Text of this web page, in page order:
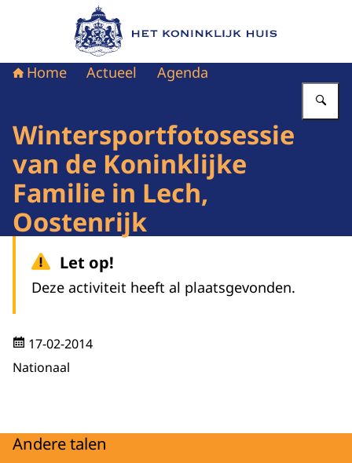
Naar de homepage van Het Koninklijk Huis
Home Actueel Agenda
Wintersportfotosessie
van de Koninklijke
Familie in Lech,
Oostenrijk
Let op!
Deze activiteit heeft al plaatsgevonden.
17-02-2014
Nationaal
Andere talen